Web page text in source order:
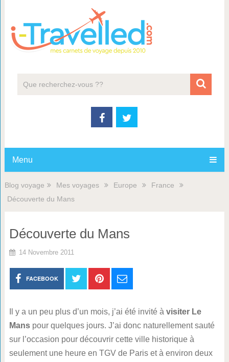
Menu
Blog voyage Mes voyages Europe
France
Découverte du Mans
Découverte du Mans
14 Novembre 2011
FACEBOOK
Il y a un peu plus d’un mois, j’ai été invité à visiter Le
Manspour quelques jours. J’ai donc naturellement sauté
sur l’occasion pour découvrir cette ville historique à
seulement une heure en TGV de Paris et à environ deux